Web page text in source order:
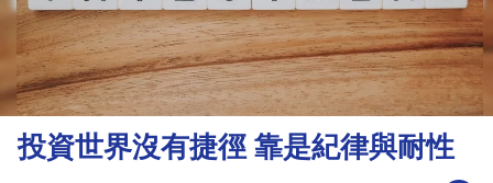
資
樓
市
理
財
投資世界沒有捷徑 靠是紀律與耐性